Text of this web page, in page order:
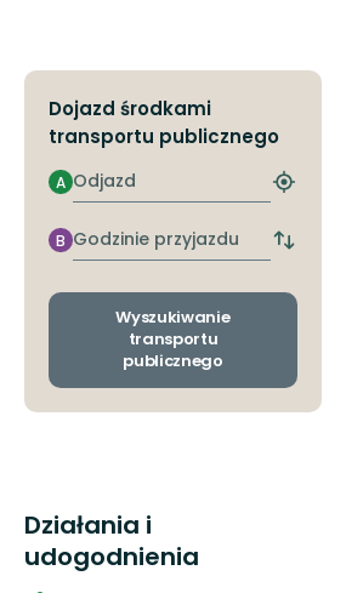
Dojazd środkami
transportu publicznego
Odjazd
A
Znajdź
przystanek
Godzinie
przyjazdu
B
Zmiana
odjazdu
Wyszukiwanie
transportu
publicznego
Działania i
udogodnienia